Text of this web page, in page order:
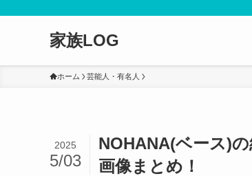
家族LOG
ホーム 芸能人・有名人
NOHANA(ベース)
画像まとめ！
2025
5/03